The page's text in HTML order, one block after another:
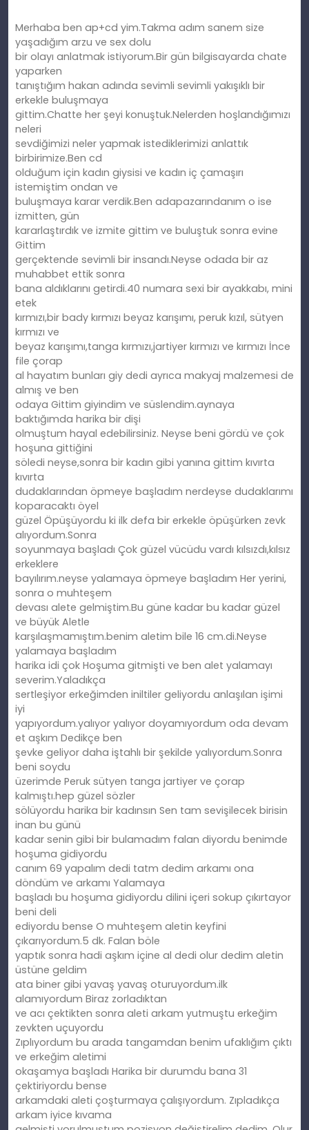
Merhaba ben ap+cd yim.Takma adım sanem size
yaşadığım arzu ve sex dolu
bir olayı anlatmak istiyorum.Bir gün bilgisayarda chate
yaparken
tanıştığım hakan adında sevimli sevimli yakışıklı bir
erkekle buluşmaya
gittim.Chatte her şeyi konuştuk.Nelerden hoşlandığımızı
neleri
sevdiğimizi neler yapmak istediklerimizi anlattık
birbirimize.Ben cd
olduğum için kadın giysisi ve kadın iç çamaşırı
istemiştim ondan ve
buluşmaya karar verdik.Ben adapazarındanım o ise
izmitten, gün
kararlaştırdık ve izmite gittim ve buluştuk sonra evine
Gittim
gerçektende sevimli bir insandı.Neyse odada bir az
muhabbet ettik sonra
bana aldıklarını getirdi.40 numara sexi bir ayakkabı, mini
etek
kırmızı,bir bady kırmızı beyaz karışımı, peruk kızıl, sütyen
kırmızı ve
beyaz karışımı,tanga kırmızı,jartiyer kırmızı ve kırmızı İnce
file çorap
al hayatım bunları giy dedi ayrıca makyaj malzemesi de
almış ve ben
odaya Gittim giyindim ve süslendim.aynaya
baktığımda harika bir dişi
olmuştum hayal edebilirsiniz. Neyse beni gördü ve çok
hoşuna gittiğini
söledi neyse,sonra bir kadın gibi yanına gittim kıvırta
kıvırta
dudaklarından öpmeye başladım nerdeyse dudaklarımı
koparacaktı öyel
güzel Öpüşüyordu ki ilk defa bir erkekle öpüşürken zevk
alıyordum.Sonra
soyunmaya başladı Çok güzel vücüdu vardı kılsızdı,kılsız
erkeklere
bayılırım.neyse yalamaya öpmeye başladım Her yerini,
sonra o muhteşem
devası alete gelmiştim.Bu güne kadar bu kadar güzel
ve büyük Aletle
karşılaşmamıştım.benim aletim bile 16 cm.di.Neyse
yalamaya başladım
harika idi çok Hoşuma gitmişti ve ben alet yalamayı
severim.Yaladıkça
sertleşiyor erkeğimden iniltiler geliyordu anlaşılan işimi
iyi
yapıyordum.yalıyor yalıyor doyamıyordum oda devam
et aşkım Dedikçe ben
şevke geliyor daha iştahlı bir şekilde yalıyordum.Sonra
beni soydu
üzerimde Peruk sütyen tanga jartiyer ve çorap
kalmıştı.hep güzel sözler
sölüyordu harika bir kadınsın Sen tam sevişilecek birisin
inan bu günü
kadar senin gibi bir bulamadım falan diyordu benimde
hoşuma gidiyordu
canım 69 yapalım dedi tatm dedim arkamı ona
döndüm ve arkamı Yalamaya
başladı bu hoşuma gidiyordu dilini içeri sokup çıkırtayor
beni deli
ediyordu bense O muhteşem aletin keyfini
çıkarıyordum.5 dk. Falan böle
yaptık sonra hadi aşkım içine al dedi olur dedim aletin
üstüne geldim
ata biner gibi yavaş yavaş oturuyordum.ilk
alamıyordum Biraz zorladıktan
ve acı çektikten sonra aleti arkam yutmuştu erkeğim
zevkten uçuyordu
Zıplıyordum bu arada tangamdan benim ufaklığım çıktı
ve erkeğim aletimi
okaşamya başladı Harika bir durumdu bana 31
çektiriyordu bense
arkamdaki aleti çoşturmaya çalışıyordum. Zıpladıkça
arkam iyice kıvama